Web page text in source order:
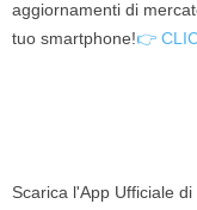
aggiornamenti di
tuo smartphone!👉
Scarica l'App Ufficiale